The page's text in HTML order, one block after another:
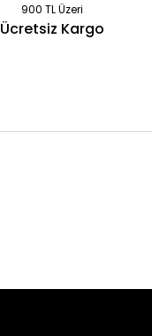
900 TL Üzeri
Ücretsiz Kargo